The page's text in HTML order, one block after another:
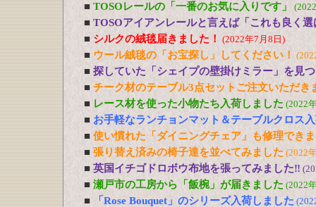
■ TOSOレールの「一番のお気に入りです」
■ TOSOアイアンレールと言えば「これも良く
■ シルクの絨毯届きました！ (2022年7月8日)
■ ウール絨毯の「お宝探し」してください！
■ 探していた「シェイプの壁掛けミラー」を見
■ チーク材のテーブル3点セットご注文いただき
■ レース材を使った小物たち入荷しました (2022
■ お手軽なランチョンマット＆テーブルクロス
■ 使い慣れた「ダイニングチェア」も修理でき
■ 張り替え済みの椅子達を並べてみました (2022
■ 英国イチゴドロボウ布地を張ってみました‼
■ 瀬戸市の工房から「飯椀」が届きました (2022
■ 「Rose Bouquet」のシリーズ入荷しました